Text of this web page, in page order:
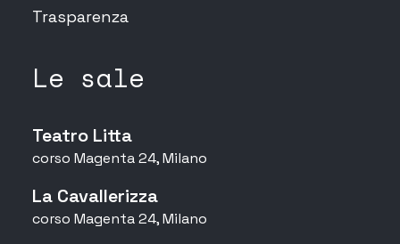
Trasparenza
Le sale
Teatro Litta
corso Magenta 24, Milano
La Cavallerizza
corso Magenta 24, Milano